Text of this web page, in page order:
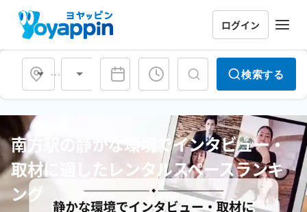
ログイン
会場タイプ 検索する
南方駅の静かな環境でインタビュー・
取材に適したレンタルスペースランキ
ング